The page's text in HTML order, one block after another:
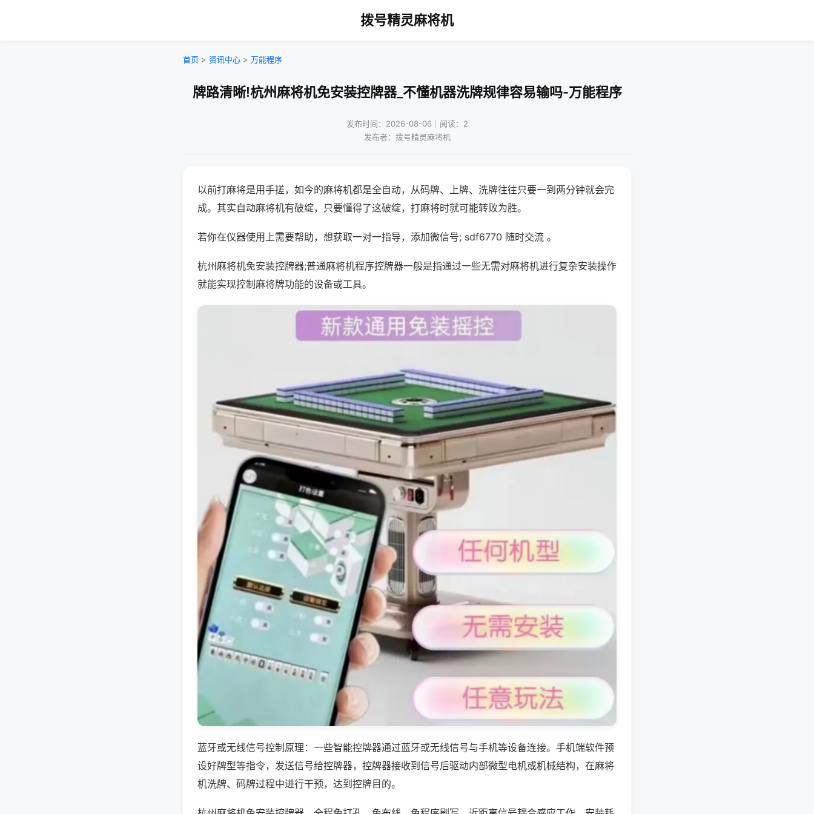
拨号精灵麻将机
首页 > 资讯中心 > 万能程序
牌路清晰!杭州麻将机免安装控牌器_不懂机器洗牌规律容易输吗-万能程序
发布时间：2026-08-06｜阅读：2
发布者：拨号精灵麻将机
以前打麻将是用手搓，如今的麻将机都是全自动，从码牌、上牌、洗牌往往只要一到两分钟就会完
成。其实自动麻将机有破绽，只要懂得了这破绽，打麻将时就可能转败为胜。
若你在仪器使用上需要帮助，想获取一对一指导，添加微信号; sdf6770 随时交流 。
杭州麻将机免安装控牌器;普通麻将机程序控牌器一般是指通过一些无需对麻将机进行复杂安装操作
就能实现控制麻将牌功能的设备或工具。
蓝牙或无线信号控制原理：一些智能控牌器通过蓝牙或无线信号与手机等设备连接。手机端软件预
设好牌型等指令，发送信号给控牌器，控牌器接收到信号后驱动内部微型电机或机械结构，在麻将
机洗牌、码牌过程中进行干预，达到控牌目的。